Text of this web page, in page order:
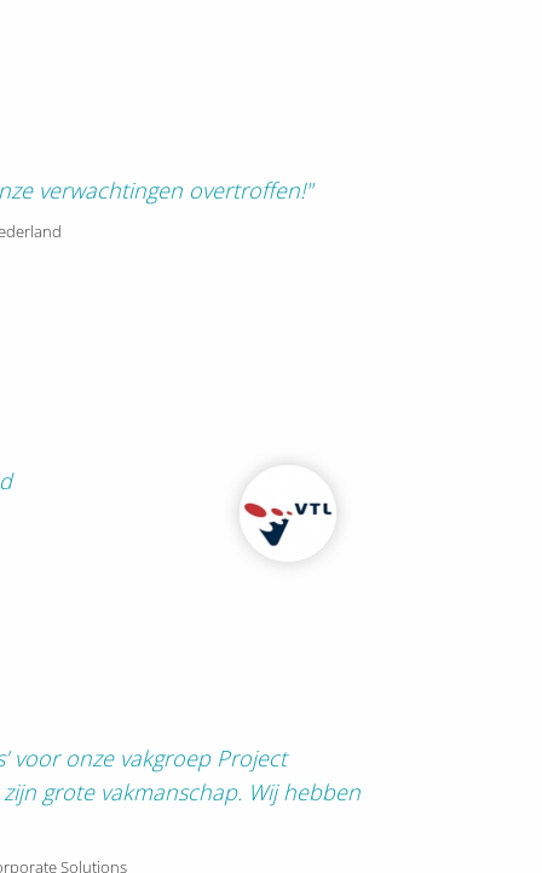
verwachtingen overtroffen!"
voor onze vakgroep Project
grote vakmanschap. Wij hebben
Solutions